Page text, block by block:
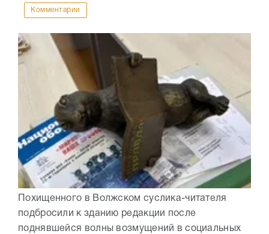
Комментарии
Похищенного в Волжском суслика-читателя
подбросили к зданию редакции после
поднявшейся волны возмущений в социальных